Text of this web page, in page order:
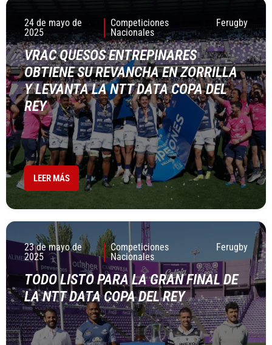
24 de mayo de
2025
Competiciones
Nacionales
Ferugby
VRAC QUESOS ENTREPINARES
OBTIENE SU REVANCHA EN ZORRILLA
Y LEVANTA LA NTT DATA COPA DEL
REY
LEER MÁS
23 de mayo de
2025
Competiciones
Nacionales
Ferugby
TODO LISTO PARA LA GRAN FINAL DE
LA NTT DATA COPA DEL REY